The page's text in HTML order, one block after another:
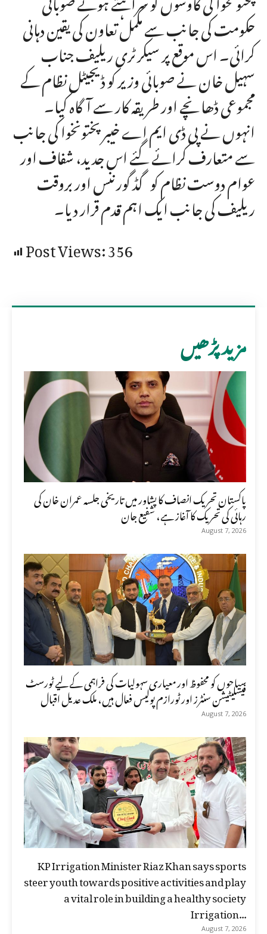
حکومت کی جانب سے مکمل تعاون کی یقین دہانی
کرائی۔ اس موقع پر سیکرٹری ریلیف جناب
سہیل خان نے صوبائی وزیر کو ڈیجیٹل نظام کے
مجموعی ڈھانچے اور طریقہ کار سے آگاہ کیا۔
انہوں نے پی ڈی ایم اے خیبر پختونخوا کی جانب
سے متعارف کرائے گئے اس جدید، شفاف اور
عوام دوست نظام کو گڈ گورننس اور بروقت
ریلیف کی جانب ایک اہم قدم قرار دیا۔
Post Views:356
مزید پڑھیں
پاکستان تحریک انصاف کا پشاور میں تاریخی جلسہ عمران خان کی
رہائی کی تحریک کا آغاز ہے، شفیع جان
August 7, 2026
سیاحوں کو محفوظ اور معیاری سہولیات کی فراہمی کے لیے ٹورسٹ
فیسلیٹیشن سنٹرز اور ٹورازم پولیس فعال ہیں، ملک عدیل اقبال
August 7, 2026
KP Irrigation Minister Riaz Khan says sports
steer youth towards positive activities and play
a vital role in building a healthy society
Irrigation...
August 7, 2026